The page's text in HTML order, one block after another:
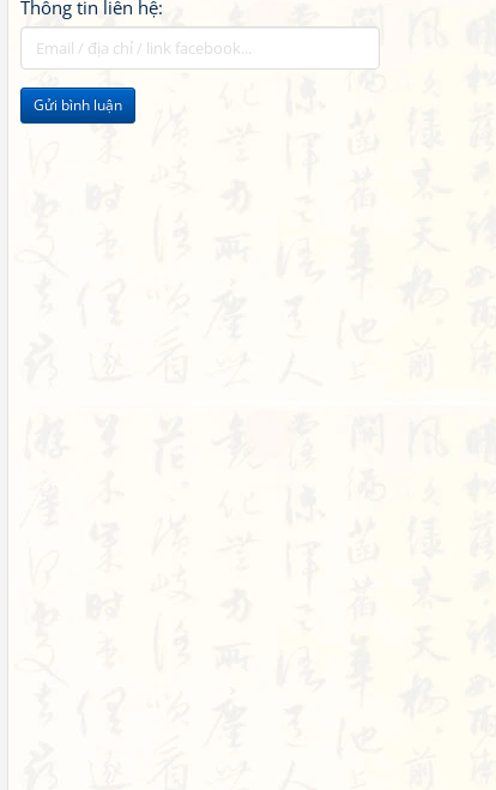
Thông tin liên hệ:
Gửi bình luận